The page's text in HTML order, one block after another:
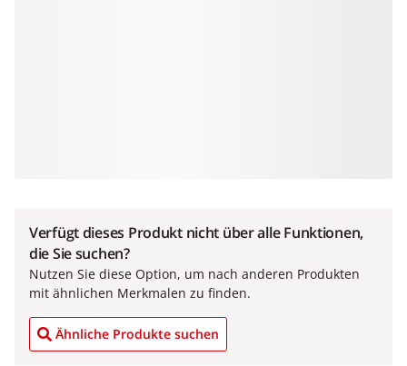
Verfügt dieses Produkt nicht über alle Funktionen,
die Sie suchen?
Nutzen Sie diese Option, um nach anderen Produkten
mit ähnlichen Merkmalen zu finden.
Ähnliche Produkte suchen